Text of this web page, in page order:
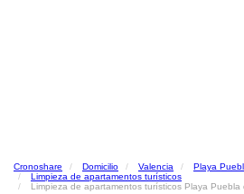
Cronoshare Domicilio Valencia
Playa
Limpieza de apartamentos turísticos
Limpieza de apartamentos turísticos Playa Puebla